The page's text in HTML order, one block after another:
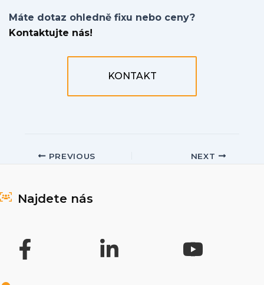
Máte dotaz ohledně fixu nebo ceny?
Kontaktujte nás!
KONTAKT
Post PREVIOUS NEXT
Najdete nás